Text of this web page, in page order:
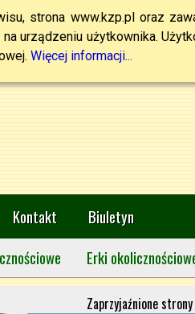
strona www.kzp.pl oraz
urządzeniu użytkownika.
Więcej informacji...
Kontakt
Biuletyn
Erki
Zaprzyjaźnione strony